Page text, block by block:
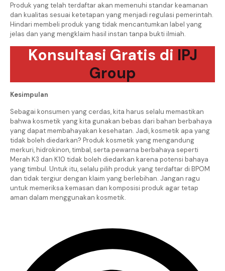
Produk yang telah terdaftar akan memenuhi standar keamanan
dan kualitas sesuai ketetapan yang menjadi regulasi pemerintah.
Hindari membeli produk yang tidak mencantumkan label yang
jelas dan yang mengklaim hasil instan tanpa bukti ilmiah.
Konsultasi Gratis di IPJ
Group
Kesimpulan
Sebagai konsumen yang cerdas, kita harus selalu memastikan
bahwa kosmetik yang kita gunakan bebas dari bahan berbahaya
yang dapat membahayakan kesehatan. Jadi, kosmetik apa yang
tidak boleh diedarkan? Produk kosmetik yang mengandung
merkuri, hidrokinon, timbal, serta pewarna berbahaya seperti
Merah K3 dan K10 tidak boleh diedarkan karena potensi bahaya
yang timbul. Untuk itu, selalu pilih produk yang terdaftar di BPOM
dan tidak tergiur dengan klaim yang berlebihan. Jangan ragu
untuk memeriksa kemasan dan komposisi produk agar tetap
aman dalam menggunakan kosmetik.